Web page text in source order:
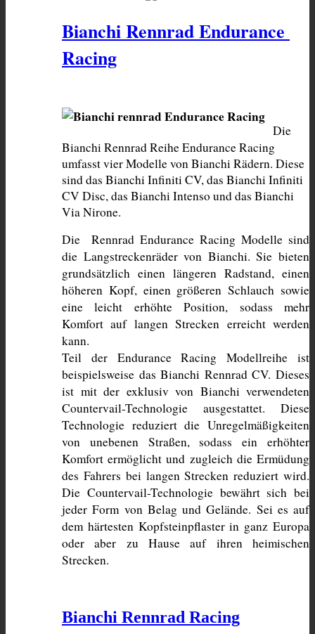
Bianchi Rennrad Endurance
Racing
Die
Bianchi Rennrad Reihe Endurance Racing
umfasst vier Modelle von Bianchi Rädern. Diese
sind das Bianchi Infiniti CV, das Bianchi Infiniti
CV Disc, das Bianchi Intenso und das Bianchi
Via Nirone.
Die  Rennrad Endurance Racing Modelle sind
die Langstreckenräder von Bianchi. Sie bieten
grundsätzlich einen längeren Radstand, einen
höheren Kopf, einen größeren Schlauch sowie
eine leicht erhöhte Position, sodass mehr
Komfort auf langen Strecken erreicht werden
kann.
Teil der Endurance Racing Modellreihe ist
beispielsweise das Bianchi Rennrad CV. Dieses
ist mit der exklusiv von Bianchi verwendeten
Countervail-Technologie ausgestattet. Diese
Technologie reduziert die Unregelmäßigkeiten
von unebenen Straßen, sodass ein erhöhter
Komfort ermöglicht und zugleich die Ermüdung
des Fahrers bei langen Strecken reduziert wird.
Die Countervail-Technologie bewährt sich bei
jeder Form von Belag und Gelände. Sei es auf
dem härtesten Kopfsteinpflaster in ganz Europa
oder aber zu Hause auf ihren heimischen
Strecken.
Bianchi Rennrad Racing